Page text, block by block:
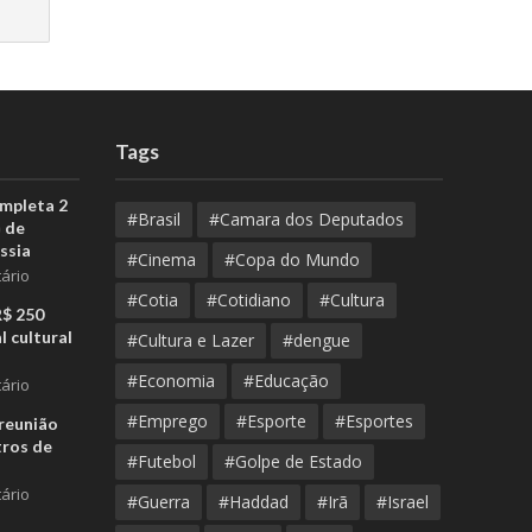
2
de
250
cultural
de
Tags
#Brasil
#Camara dos Deputados
#Cinema
#Copa do Mundo
#Cotia
#Cotidiano
#Cultura
#Cultura e Lazer
#dengue
#Economia
#Educação
#Emprego
#Esporte
#Esportes
#Futebol
#Golpe de Estado
#Guerra
#Haddad #Irã
#Israel